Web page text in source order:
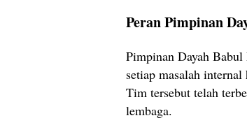
Peran Pimpinan
Pimpinan Dayah
setiap masalah
Tim tersebut telah
lembaga.